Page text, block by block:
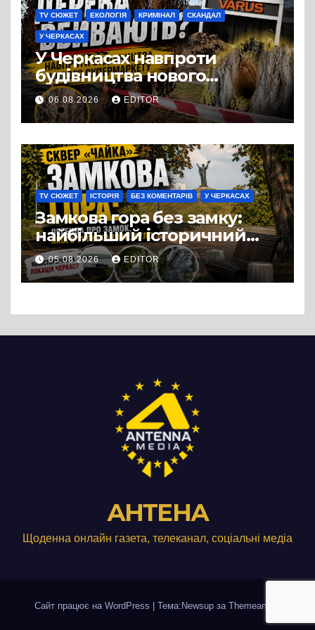
TV СЮЖЕТ ЕКОЛОГІЯ КРИМІНАЛ СКАНДАЛ
У ЧЕРКАСАХ
У Черкасах навпроти
будівництва нового
супермаркету VARUS на
проспекті Перемоги всохли
дерева. І це навряд чи
можна назвати
випадковістю
06.08.2026 EDITOR
TV СЮЖЕТ ІСТОРІЯ БЕЗ КОМЕНТАРІВ У ЧЕРКАСАХ
Замкова гора без замку:
найбільший історичний
міф Черкас
05.08.2026 EDITOR
АНТЕНА
Щоденна онлайн газета, телеканал, соціальні медіа
Сайт працює на WordPress Тема:Newsup за Themeansar